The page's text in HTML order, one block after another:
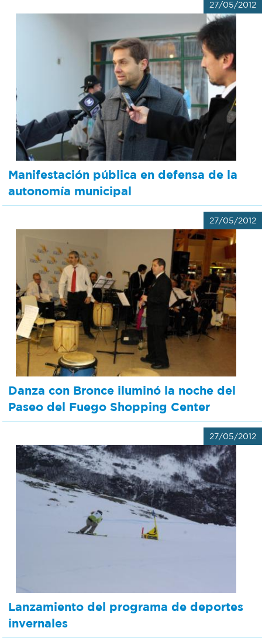
27/05/2012
Manifestación pública en defensa de la
autonomía municipal
27/05/2012
Danza con Bronce iluminó la noche del
Paseo del Fuego Shopping Center
27/05/2012
Lanzamiento del programa de deportes
invernales